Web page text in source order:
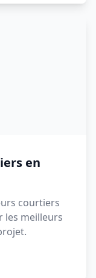
en
courtiers
les meilleurs